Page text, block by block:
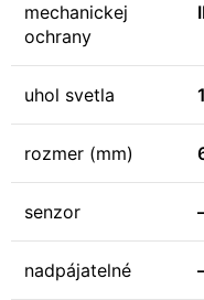
mechanickej
ochrany
uhol svetla
rozmer (mm)
senzor
nadpájatelné